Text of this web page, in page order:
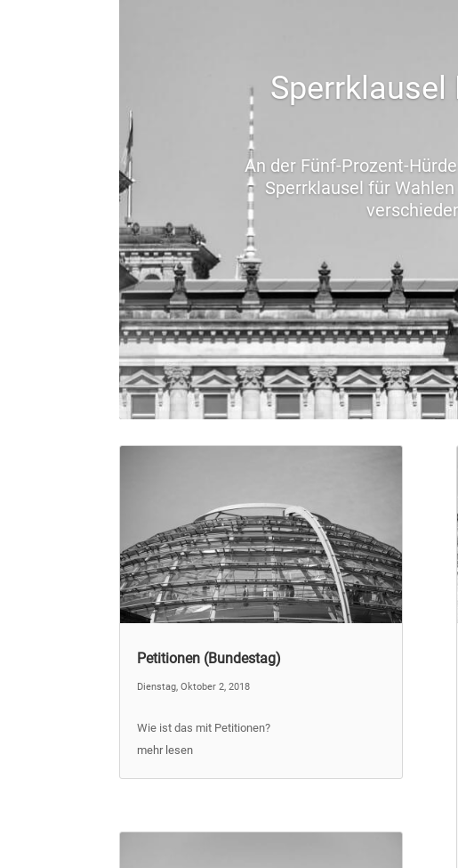
Sperrklausel
An der Fünf-Prozent-
Sperrklausel für
Petitionen (Bundestag)
Dienstag, Oktober 2, 2018
Wie ist das mit Petitionen?
mehr lesen